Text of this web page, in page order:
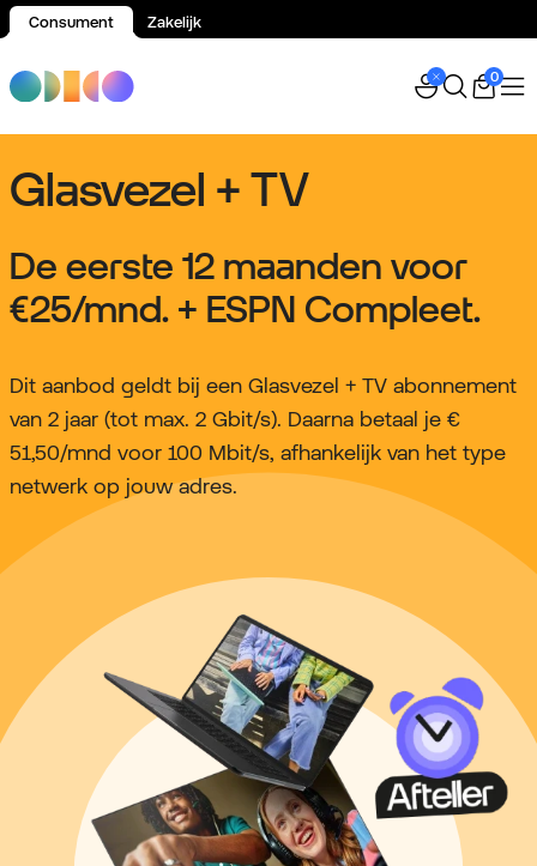
Consument Zakelijk
0
Glasvezel + TV
De eerste 12 maanden voor
€25/mnd. + ESPN Compleet.
Dit aanbod geldt bij een Glasvezel + TV abonnement
van 2 jaar (tot max. 2 Gbit/s). Daarna betaal je €
51,50/mnd voor 100 Mbit/s, afhankelijk van het type
netwerk op jouw adres.